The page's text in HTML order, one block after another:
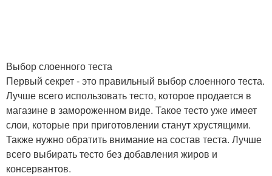
Выбор слоенного теста
Первый секрет - это правильный выбор слоенного теста.
Лучше всего использовать тесто, которое продается в
магазине в замороженном виде. Такое тесто уже имеет
слои, которые при приготовлении станут хрустящими.
Также нужно обратить внимание на состав теста. Лучше
всего выбирать тесто без добавления жиров и
консервантов.